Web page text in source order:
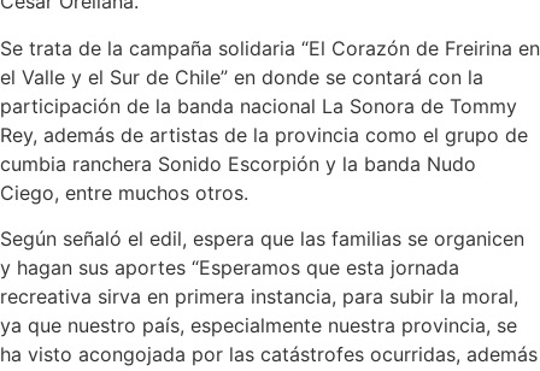
Se trata de la campaña solidaria “El Corazón de Freirina en
el Valle y el Sur de Chile” en donde se contará con la
participación de la banda nacional La Sonora de Tommy
Rey, además de artistas de la provincia como el grupo de
cumbia ranchera Sonido Escorpión y la banda Nudo
Ciego, entre muchos otros.
Según señaló el edil, espera que las familias se organicen
y hagan sus aportes “Esperamos que esta jornada
recreativa sirva en primera instancia, para subir la moral,
ya que nuestro país, especialmente nuestra provincia, se
ha visto acongojada por las catástrofes ocurridas, además